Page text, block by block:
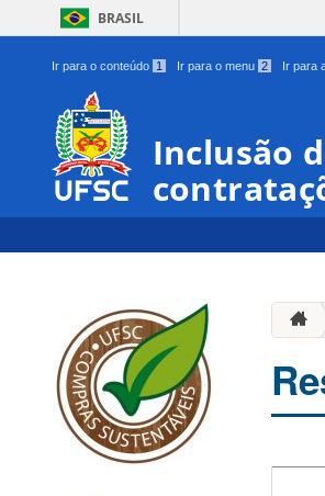
BRASIL
Ir para o conteúdo 1 Ir para o menu 2 Ir para
Inclusão